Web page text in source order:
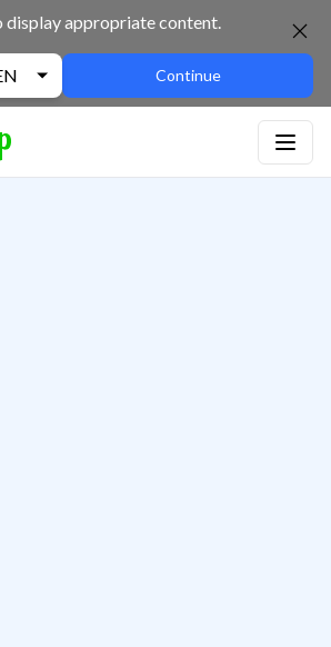
display appropriate content.
Continue